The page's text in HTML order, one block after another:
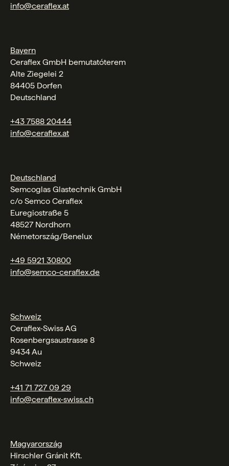
info@ceraflex.at
Bayern
Ceraflex GmbH bemutatóterem
Alte Ziegelei 2
84405 Dorfen
Deutschland
+43 7588 20444
info@ceraflex.at
Deutschland
Semcoglas Glastechnik GmbH
c/o Semco Ceraflex
Euregiostraße 5
48527 Nordhorn
Németország/Benelux
+49 5921 30800
info@semco-ceraflex.de
Schweiz
Ceraflex-Swiss AG
Rosenbergsaustrasse 8
9434 Au
Schweiz
+41 71 727 09 29
info@ceraflex-swiss.ch
Magyarország
Hirschler Gránit Kft.